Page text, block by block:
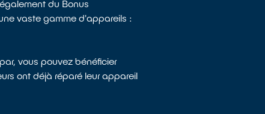
du Bonus
vaste gamme d'appareils :
vous pouvez bénéficier
ont déjà réparé leur appareil